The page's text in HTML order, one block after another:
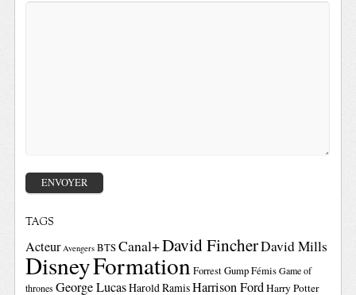
TAGS
Acteur Avengers BTSCanal+David FincherDavid Mills
DisneyFormationForrest GumpFémis Game of
thrones George LucasHarold RamisHarrison FordHarry Potter